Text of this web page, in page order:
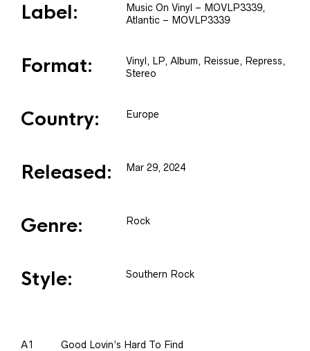
Label: Music On Vinyl – MOVLP3339,
Atlantic – MOVLP3339
Format: Vinyl , LP, Album, Reissue, Repress,
Stereo
Country: Europe
Released: Mar 29, 2024
Genre: Rock
Style: Southern Rock
A1 Good Lovin’s Hard To Find